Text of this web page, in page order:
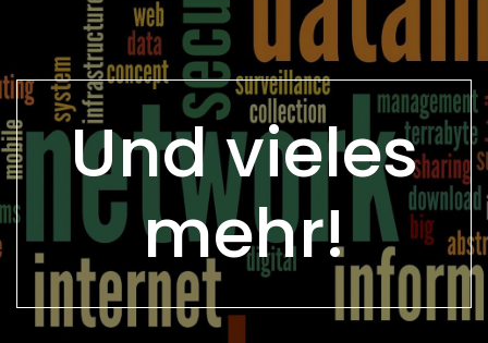
Und vieles
mehr!